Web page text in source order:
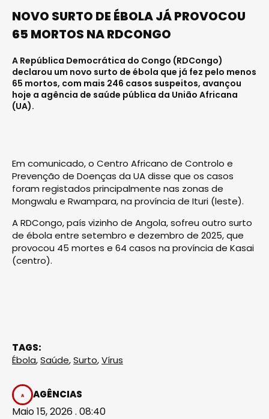
NOVO SURTO DE ÉBOLA JÁ PROVOCOU
65 MORTOS NA RDCONGO
A República Democrática do Congo (RDCongo)
declarou um novo surto de ébola que já fez pelo menos
65 mortos, com mais 246 casos suspeitos, avançou
hoje a agência de saúde pública da União Africana
(UA).
Em comunicado, o Centro Africano de Controlo e
Prevenção de Doenças da UA disse que os casos
foram registados principalmente nas zonas de
Mongwalu e Rwampara, na província de Ituri (leste).
A RDCongo, país vizinho de Angola, sofreu outro surto
de ébola entre setembro e dezembro de 2025, que
provocou 45 mortes e 64 casos na província de Kasai
(centro).
TAGS:
Ébola,Saúde,Surto,Vírus
AGÊNCIAS
Maio 15, 2026 . 08:40